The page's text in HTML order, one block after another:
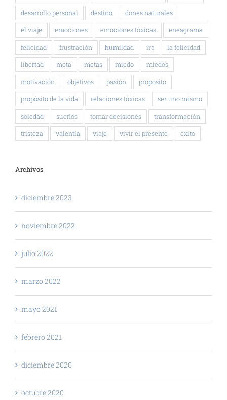
desarrollo personal destino dones naturales
el viaje emociones emociones tóxicas eneagrama
felicidad frustración humildad ira la felicidad
libertad meta metas miedo miedos
motivación objetivos pasión proposito
propósito de la vida relaciones tóxicas ser uno mismo
soledad sueños tomar decisiones transformación
tristeza valentía viaje vivir el presente éxito
Archivos
diciembre 2023
noviembre 2022
julio 2022
marzo 2022
mayo 2021
febrero 2021
diciembre 2020
octubre 2020